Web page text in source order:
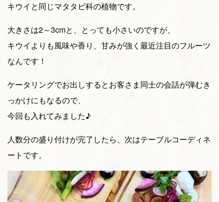
キウイと同じマタタビ科の植物です。
大きさは2～3cmと、とっても小さいのですが、
キウイよりも風味や香り、甘みが強く最近注目のフルーツ
なんです！
ケータリングでお出しするとお客さま同士の会話が弾むき
っかけにもなるので、
今回も入れてみました♪
人数分の盛り付けが完了したら、次はテーブルコーディネ
ートです。